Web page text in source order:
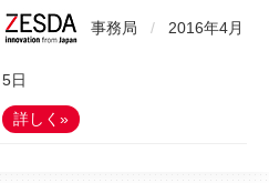
事務局 / 2016年4月
5日
詳しく»